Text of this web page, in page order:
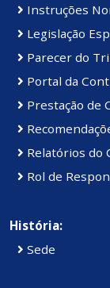
Instruções
Legislação
Parecer do
Portal da
Prestação de
Relatórios do
Rol de
História:
Sede